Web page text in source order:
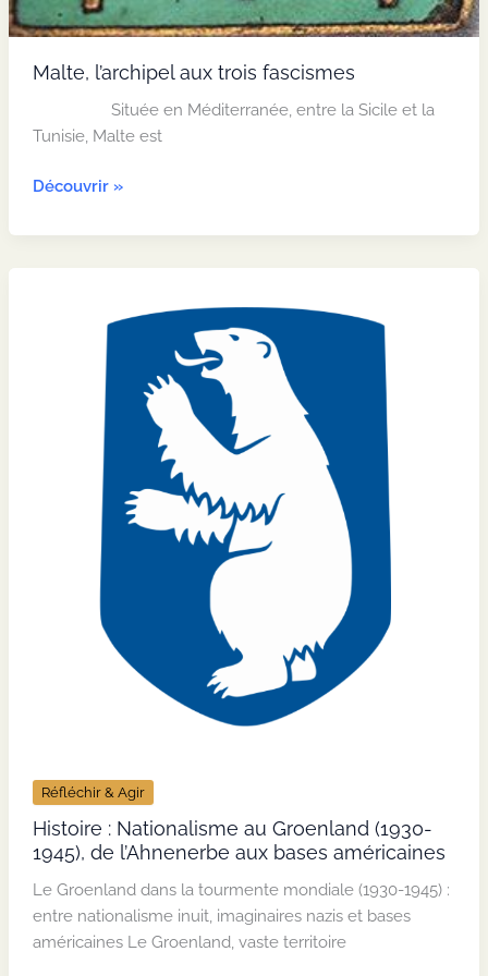
Malte, l’archipel aux trois fascismes
Située en Méditerranée, entre la Sicile et la
Tunisie, Malte est
Malte,
aux
Découvrir »
Réfléchir & Agir
Histoire : Nationalisme au Groenland (1930-
1945), de l’Ahnenerbe aux bases américaines
Le Groenland dans la tourmente mondiale (1930-1945) :
entre nationalisme inuit, imaginaires nazis et bases
américaines Le Groenland, vaste territoire